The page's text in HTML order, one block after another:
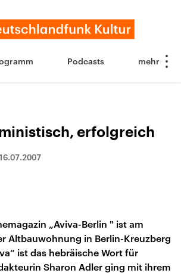
Podcasts
erfolgreich
„Aviva-Berlin " ist am
Altbauwohnung in Berlin-Kreuzberg
ist das hebräische Wort für
Sharon Adler ging mit ihrem